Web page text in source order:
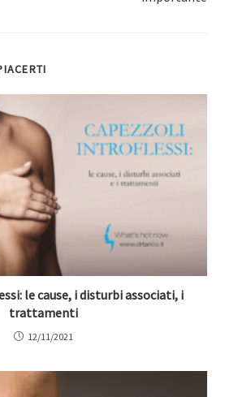
le cause, i disturbi associati, i
trattamenti
12/11/2021